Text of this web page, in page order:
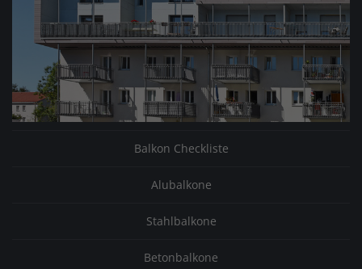
Balkon Checkliste
Alubalkone
Stahlbalkone
Betonbalkone